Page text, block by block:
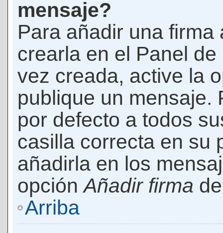
mensaje?
Para añadir una
crearla en el Panel
vez creada, active la
publique un mensaje.
por defecto a todos
casilla correcta en su
añadirla en los
opciónAñadir firma
Arriba